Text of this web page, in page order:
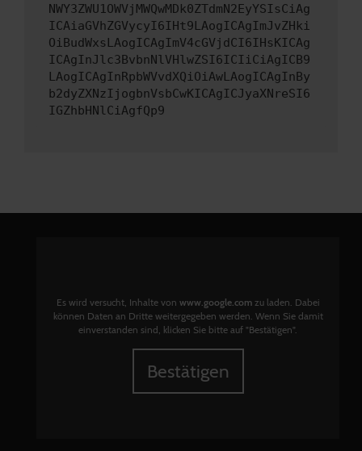
NWY3ZWU1OWVjMWQwMDk0ZTdmN2EyYSIsCiAg
ICAiaGVhZGVycyI6IHt9LAogICAgImJvZHki
OiBudWxsLAogICAgImV4cGVjdCI6IHsKICAg
ICAgInJlc3BvbnNlVHlwZSI6ICIiCiAgICB9
LAogICAgInRpbWVvdXQiOiAwLAogICAgInBy
b2dyZXNzIjogbnVsbCwKICAgICJyaXNreSI6
IGZhbHNlCiAgfQp9
Es wird versucht, Inhalte von www.google.comzu laden. Dabei
können Daten an Dritte weitergegeben werden. Wenn Sie damit
einverstanden sind, klicken Sie bitte auf "Bestätigen".
Bestätigen